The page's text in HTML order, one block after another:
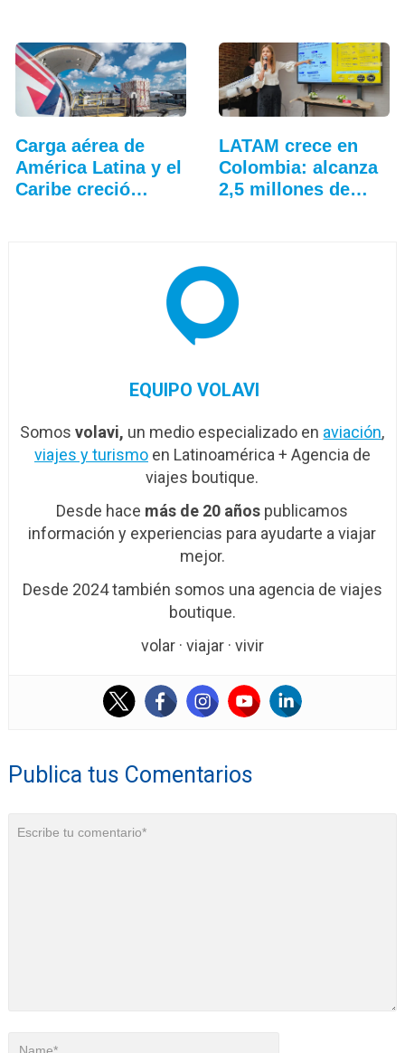
Carga aérea de
América Latina y el
Caribe creció…
LATAM crece en
Colombia: alcanza
2,5 millones de…
EQUIPO VOLAVI
Somosvolavi, un medio especializado en aviación,
viajes y turismoen Latinoamérica + Agencia de
viajes boutique.
Desde hace más de 20 años publicamos
información y experiencias para ayudarte a viajar
mejor.
Desde 2024 también somos una agencia de viajes
boutique.
volar · viajar · vivir
Publica tus Comentarios